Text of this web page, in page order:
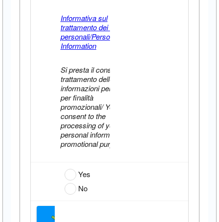
Informativa sul
trattamento dei dati
personali/Personal Data
Information
Si presta il consenso al
trattamento delle proprie
informazioni personali
per finalità
promozionali/ You
consent to the
processing of your
personal information for
promotional purposes:
Yes
No